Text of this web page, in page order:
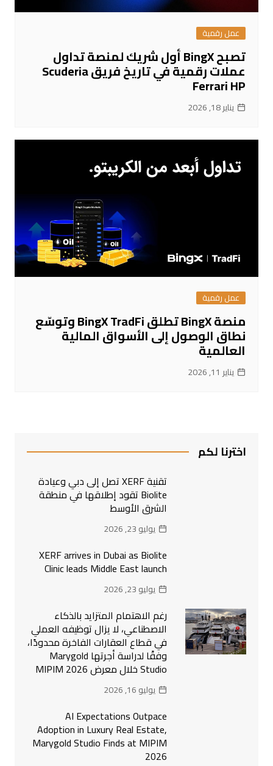
عمل رقمية
تصبح BingX أول شريك لمنصة تداول
عملات رقمية في تاريخ فريق Scuderia
Ferrari HP
يناير 18, 2026
عمل رقمية
منصة BingX تطلق BingX TradFi وتوسّع
نطاق الوصول إلى الأسواق المالية
العالمية
يناير 11, 2026
اخترنا لكم
تقنية XERF تصل إلى دبي وعيادة
Biolite تقود إطلاقها في منطقة
الشرق الأوسط
يوليو 23, 2026
XERF arrives in Dubai as Biolite
Clinic leads Middle East launch
يوليو 23, 2026
رغم الاهتمام المتزايد بالذكاء
الاصطناعي، لا يزال توظيفه العملي
في قطاع العقارات الفاخرة محدودًا،
وفقًا لدراسة أجرتها Marygold
Studio خلال معرض MIPIM 2026
يوليو 16, 2026
AI Expectations Outpace
Adoption in Luxury Real Estate,
Marygold Studio Finds at MIPIM
2026